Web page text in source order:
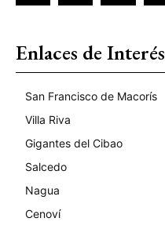
Enlaces de Interés
San Francisco de Macorís
Villa Riva
Gigantes del Cibao
Salcedo
Nagua
Cenoví